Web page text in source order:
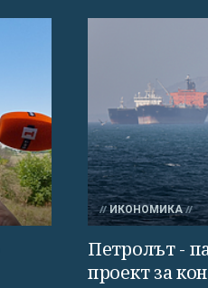
ИКОНОМИКА
Петролът -
проект за